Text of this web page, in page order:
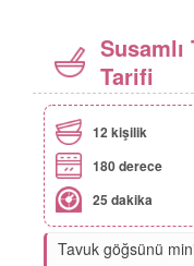
Tarifi
12 kişilik
180 derece
25 dakika
Tavuk göğsünü